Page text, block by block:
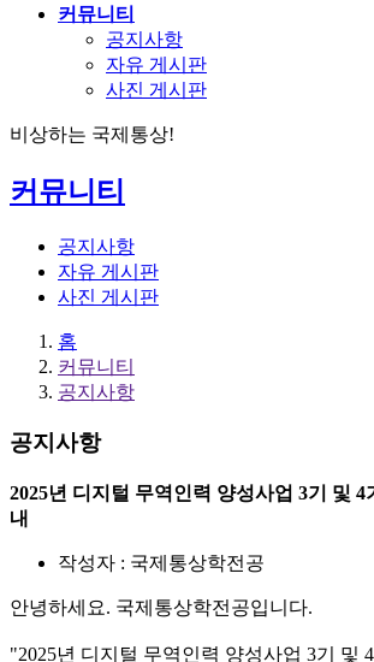
커뮤니티
공지사항
자유 게시판
사진 게시판
비상하는 국제통상!
커뮤니티
공지사항
자유 게시판
사진 게시판
홈
커뮤니티
공지사항
공지사항
2025년 디지털 무역인력 양성사업 3기 및 4
내
작성자 : 국제통상학전공
안녕하세요. 국제통상학전공입니다.
"2025년 디지털 무역인력 양성사업 3기 및